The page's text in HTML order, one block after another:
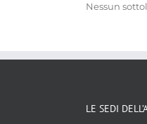
Nessun
LE SEDI